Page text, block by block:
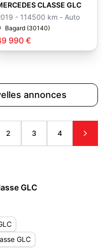
990 €
MERCEDES CLASSE GLC
2019 - 114500 km - Auto
Bagard (30140)
annonces
2 3 4
GLC
GLC